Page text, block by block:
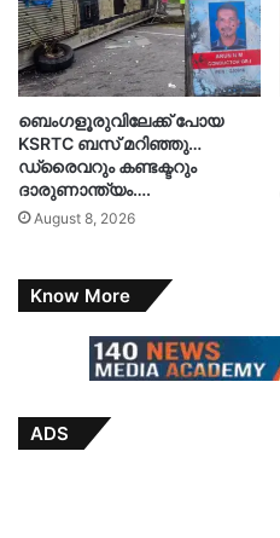
ബെംഗളൂരുവിലേക്ക് പോയ
KSRTC ബസ് മറിഞ്ഞു…
ഡ്രൈവറും കണ്ടക്ടറും
ദാരുണാന്ത്യം….
August 8, 2026
Know More
ADS